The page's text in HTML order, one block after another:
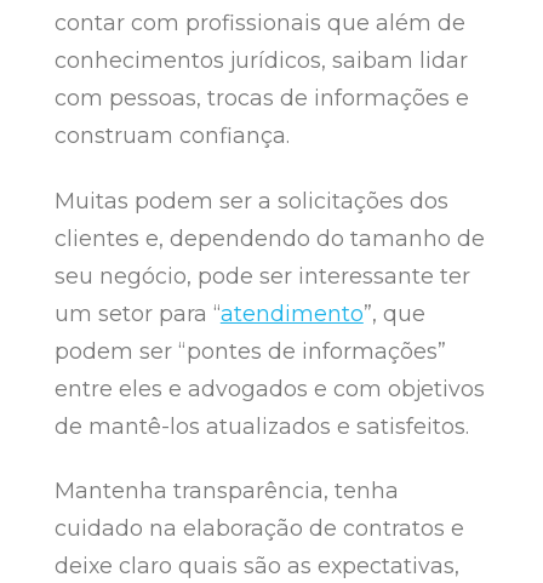
contar com profissionais que além de
conhecimentos jurídicos, saibam lidar
com pessoas, trocas de informações e
construam confiança.
Muitas podem ser a solicitações dos
clientes e, dependendo do tamanho de
seu negócio, pode ser interessante ter
um setor para “atendimento”, que
podem ser “pontes de informações”
entre eles e advogados e com objetivos
de mantê-los atualizados e satisfeitos.
Mantenha transparência, tenha
cuidado na elaboração de contratos e
deixe claro quais são as expectativas,